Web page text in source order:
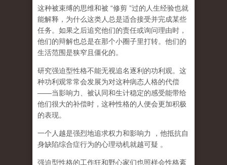
这种被束缚的思维和被 “修剪 ”过的人生经验也就
能解释，为什么这类人总是适合接受并完成某些
任务。如果之后追究他们的责任或询问理由时，
他们的辩解也总是在那个小圈子里打转。他们的
生活范围是狭窄且僵化的。
研究强迫型性格不能无视追名逐利的功利观。 这
种功利观常常会发展为对这种病态人格的代偿
——当影响力、被认同和生计稳定的感受能带给
他们很大的补偿时，这种性格的人便会更加积极
的表现。
一个人越是强烈地追求权力和影响力
，他抵抗自
身缺陷综合症行为的心理动机就越可疑 。
强迫型性格的工作狂和野心家们也照样会性格紊